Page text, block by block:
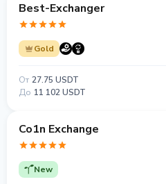
Best-Exchanger
Gold
От 27.75 USDT
До 11 102 USDT
Co1n Exchange
New